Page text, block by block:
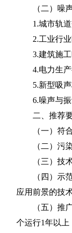
（二）噪声
1.城市轨道
2.工业行业
3.建筑施工
4.电力生产
5.新型吸声
6.噪声与振
二、推荐
（一）符合
（二）污染
（三）技术
（四）示范
应用前景的技
（五）推广
个运行1年以上